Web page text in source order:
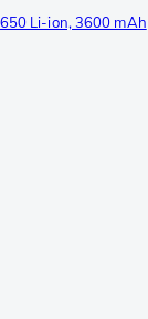
Li-ion, 3600 mAh